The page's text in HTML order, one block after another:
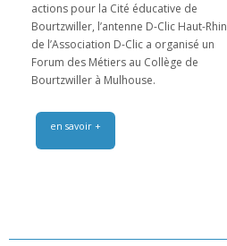
actions pour la Cité éducative de
Bourtzwiller, l’antenne D-Clic Haut-Rhin
de l’Association D-Clic a organisé un
Forum des Métiers au Collège de
Bourtzwiller à Mulhouse.
en savoir +